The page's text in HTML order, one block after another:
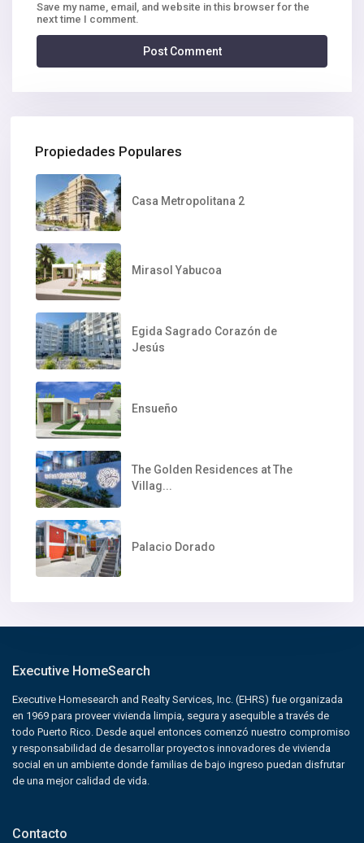
Save my name, email, and website in this browser for the
next time I comment.
Propiedades Populares
Casa Metropolitana 2
Mirasol Yabucoa
Egida Sagrado Corazón de
Jesús
Ensueño
The Golden Residences at The
Villag...
Palacio Dorado
Executive HomeSearch
Executive Homesearch and Realty Services, Inc. (EHRS) fue organizada
en 1969 para proveer vivienda limpia, segura y asequible a través de
todo Puerto Rico. Desde aquel entonces comenzó nuestro compromiso
y responsabilidad de desarrollar proyectos innovadores de vivienda
social en un ambiente donde familias de bajo ingreso puedan disfrutar
de una mejor calidad de vida.
Contacto